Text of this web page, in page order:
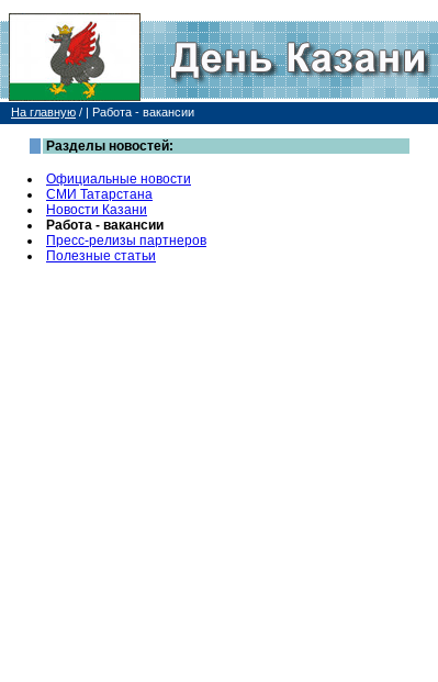
На главную / | Работа - вакансии
Разделы новостей:
Официальные новости
СМИ Татарстана
Новости Казани
Работа - вакансии
Пресс-релизы партнеров
Полезные статьи